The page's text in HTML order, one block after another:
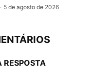
5 de agosto de 2026
RESPOSTA